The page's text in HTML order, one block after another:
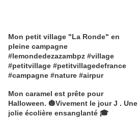
Mon petit village "La Ronde" en
pleine campagne
#lemondedezazambpz #village
#petitvillage #petitvillagedefrance
#campagne #nature #airpur
Mon caramel est prête pour
Halloween. 🎃Vivement le jour J . Une
jolie écolière ensanglanté 🎓